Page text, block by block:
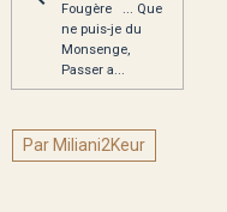
Fougère ... Que
ne puis-je du
Monsenge,
Passer a...
Par Miliani2Keur